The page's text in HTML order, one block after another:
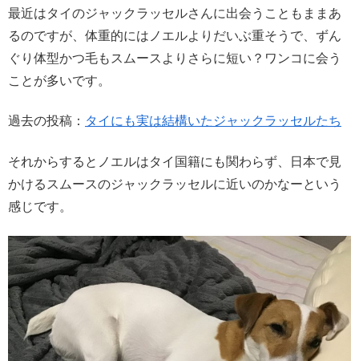
最近はタイのジャックラッセルさんに出会うこともままあ
るのですが、体重的にはノエルよりだいぶ重そうで、ずん
ぐり体型かつ毛もスムースよりさらに短い？ワンコに会う
ことが多いです。
過去の投稿： タイにも実は結構いたジャックラッセルたち
それからするとノエルはタイ国籍にも関わらず、日本で見
かけるスムースのジャックラッセルに近いのかなーという
感じです。